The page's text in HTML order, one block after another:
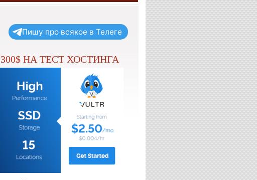
Пишу про всякое в Телеге
300$ НА ТЕСТ ХОСТИНГА